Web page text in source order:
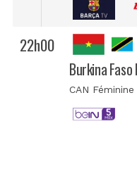
22h00
Burkina Faso
CAN